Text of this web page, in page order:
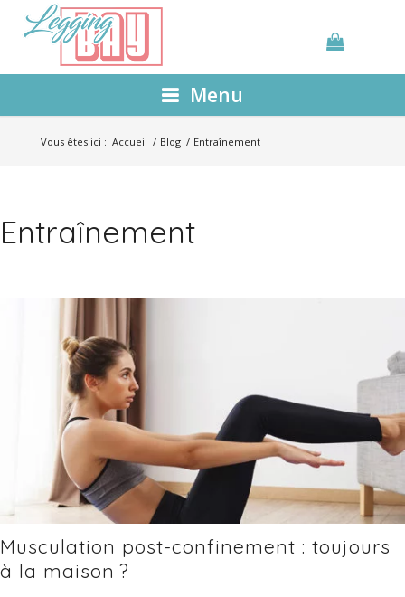
Menu
Vous êtes ici : Accueil / Blog / Entraînement
Entraînement
Musculation post-confinement : toujours
à la maison ?